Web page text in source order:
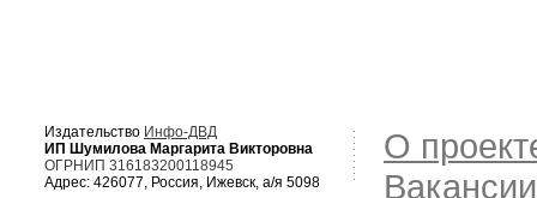
Издательство Инфо-ДВД
ИП Шумилова Маргарита Викторовна
ОГРНИП 316183200118945
Адрес: 426077, Россия, Ижевск, а/я 5098
О
Вакансии